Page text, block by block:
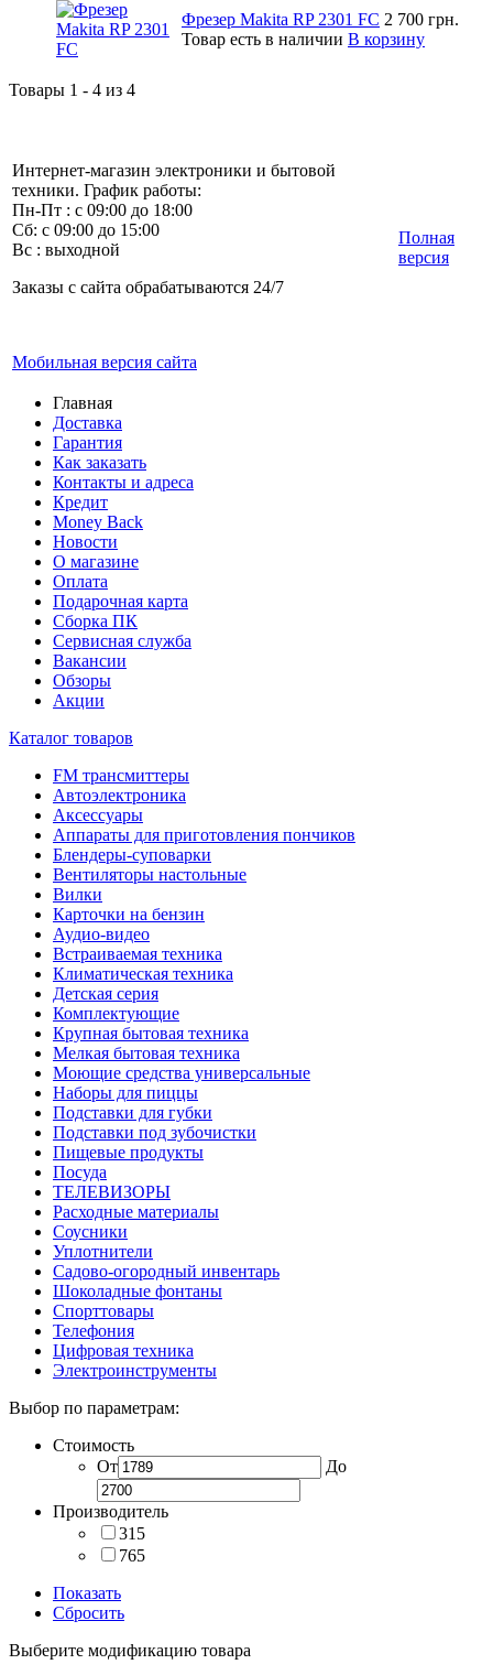
Фрезер Makita RP 2301 FC 2 700 грн.
Товар есть в наличии В корзину
Товары 1 - 4 из 4
Интернет-магазин электроники и бытовой
техники. График работы:
Пн-Пт : с 09:00 до 18:00
Сб: с 09:00 до 15:00
Вс : выходной
Заказы с сайта обрабатываются 24/7
Мобильная версия сайта
Полная
версия
Главная
Доставка
Гарантия
Как заказать
Контакты и адреса
Кредит
Money Back
Новости
О магазине
Оплата
Подарочная карта
Сборка ПК
Сервисная служба
Вакансии
Обзоры
Акции
Каталог товаров
FM трансмиттеры
Автоэлектроника
Аксессуары
Аппараты для приготовления пончиков
Блендеры-суповарки
Вентиляторы настольные
Вилки
Карточки на бензин
Аудио-видео
Встраиваемая техника
Климатическая техника
Детская серия
Комплектующие
Крупная бытовая техника
Мелкая бытовая техника
Моющие средства универсальные
Наборы для пиццы
Подставки для губки
Подставки под зубочистки
Пищевые продукты
Посуда
ТЕЛЕВИЗОРЫ
Расходные материалы
Соусники
Уплотнители
Садово-огородный инвентарь
Шоколадные фонтаны
Спорттовары
Телефония
Цифровая техника
Электроинструменты
Выбор по параметрам:
Стоимость
От
До
Производитель
315
765
Показать
Сбросить
Выберите модификацию товара